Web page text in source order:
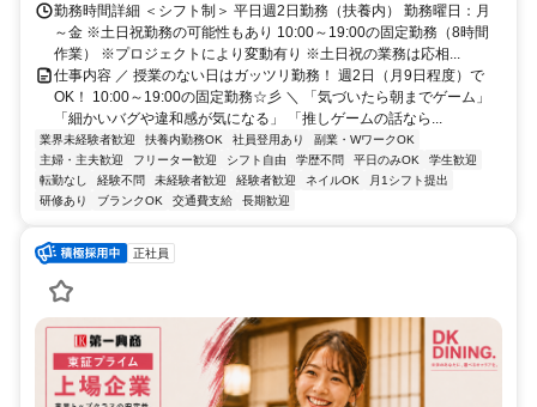
勤務時間詳細 ＜シフト制＞ 平日週2日勤務（扶養内） 勤務曜日：月
～金 ※土日祝勤務の可能性もあり 10:00～19:00の固定勤務（8時間
作業） ※プロジェクトにより変動有り ※土日祝の業務は応相...
仕事内容 ／ 授業のない日はガッツリ勤務！ 週2日（月9日程度）で
OK！ 10:00～19:00の固定勤務☆彡 ＼ 「気づいたら朝までゲーム」
「細かいバグや違和感が気になる」 「推しゲームの話なら...
業界未経験者歓迎 扶養内勤務OK 社員登用あり
副業・WワークOK
主婦・主夫歓迎
フリーター歓迎 シフト自由 学歴不問 平日のみOK
学生歓迎
転勤なし
経験不問 未経験者歓迎 経験者歓迎 ネイルOK
月1シフト提出
研修あり
ブランクOK 交通費支給 長期歓迎
正社員